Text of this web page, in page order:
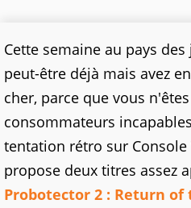
Cette semaine au pays
peut-être déjà mais avez
cher, parce que vous
consommateurs
tentation rétro sur
propose deux titres assez
Probotector 2 : Return of